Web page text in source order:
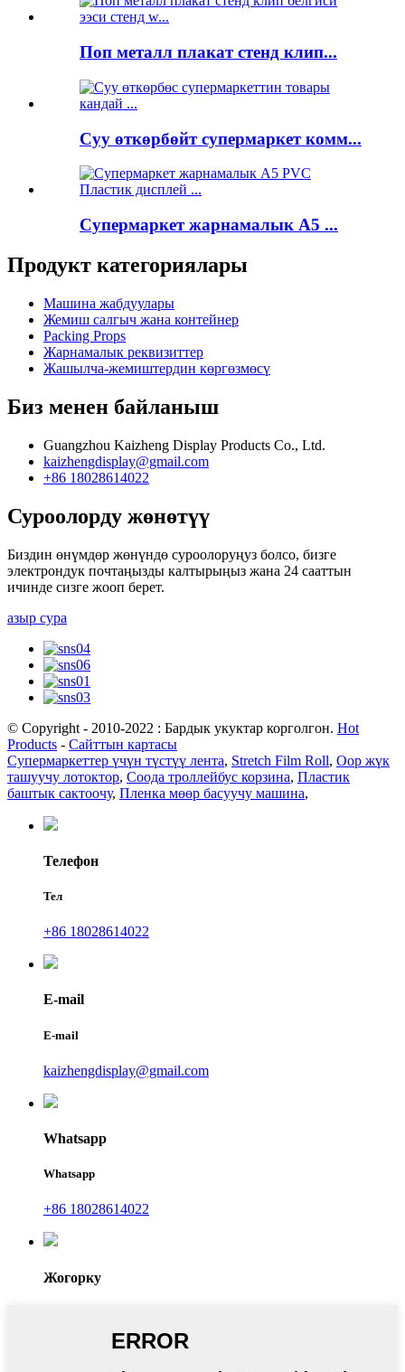
Поп металл плакат стенд клип...
Суу өткөрбөйт супермаркет комм...
Супермаркет жарнамалык A5 ...
Продукт категориялары
Машина жабдуулары
Жемиш салгыч жана контейнер
Packing Props
Жарнамалык реквизиттер
Жашылча-жемиштердин көргөзмөсү
Биз менен байланыш
Guangzhou Kaizheng Display Products Co., Ltd.
kaizhengdisplay@gmail.com
+86 18028614022
Суроолорду жөнөтүү
Биздин өнүмдөр жөнүндө суроолоруңуз болсо, бизге
электрондук почтаңызды калтырыңыз жана 24 сааттын
ичинде сизге жооп берет.
азыр сура
© Copyright - 2010-2022 : Бардык укуктар корголгон. Hot
Products - Сайттын картасы
Супермаркеттер үчүн түстүү лента, Stretch Film Roll, Оор жүк
ташуучу лотоктор, Соода троллейбус корзина, Пластик
баштык сактоочу, Пленка мөөр басуучу машина,
Телефон
Тел
+86 18028614022
E-mail
E-mail
kaizhengdisplay@gmail.com
Whatsapp
Whatsapp
+86 18028614022
Жогорку